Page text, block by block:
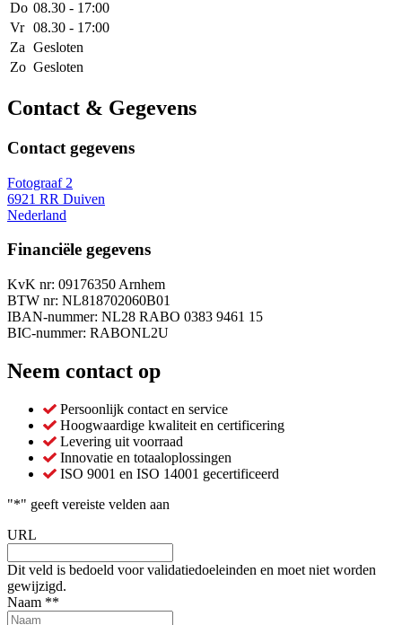
Do 08.30 - 17:00
Vr 08.30 - 17:00
Za Gesloten
Zo Gesloten
Contact & Gegevens
Contact gegevens
Fotograaf 2
6921 RR Duiven
Nederland
Financiële gegevens
KvK nr: 09176350 Arnhem
BTW nr: NL818702060B01
IBAN-nummer: NL28 RABO 0383 9461 15
BIC-nummer: RABONL2U
Neem contact op
Persoonlijk contact en service
Hoogwaardige kwaliteit en certificering
Levering uit voorraad
Innovatie en totaaloplossingen
ISO 9001 en ISO 14001 gecertificeerd
"*" geeft vereiste velden aan
URL
Dit veld is bedoeld voor validatiedoeleinden en moet niet worden
gewijzigd.
Naam **